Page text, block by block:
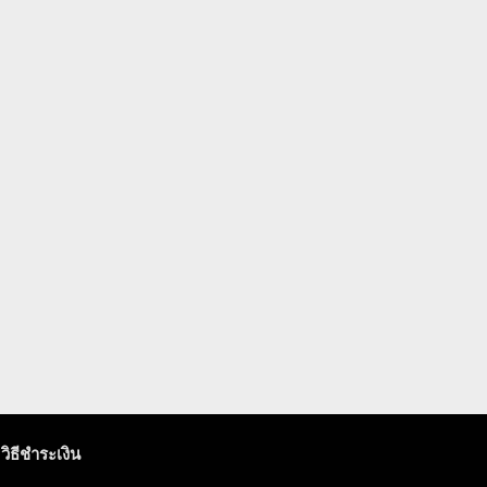
วิธีชำระเงิน